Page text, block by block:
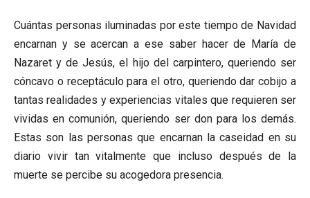
Cuántas personas iluminadas por este tiempo de Navidad
encarnan y se acercan a ese saber hacer de María de
Nazaret y de Jesús, el hijo del carpintero, queriendo ser
cóncavo o receptáculo para el otro, queriendo dar cobijo a
tantas realidades y experiencias vitales que requieren ser
vividas en comunión, queriendo ser don para los demás.
Estas son las personas que encarnan la caseidad en su
diario vivir tan vitalmente que incluso después de la
muerte se percibe su acogedora presencia.